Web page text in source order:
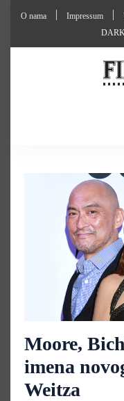
O nama Impressum
Moore,
imena
Weitza